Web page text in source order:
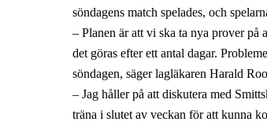
söndagens match spelades, och
– Planen är att vi ska ta nya prover på
det göras efter ett antal dagar.
söndagen, säger lagläkaren Harald
– Jag håller på att diskutera med
träna i slutet av veckan för att kunna